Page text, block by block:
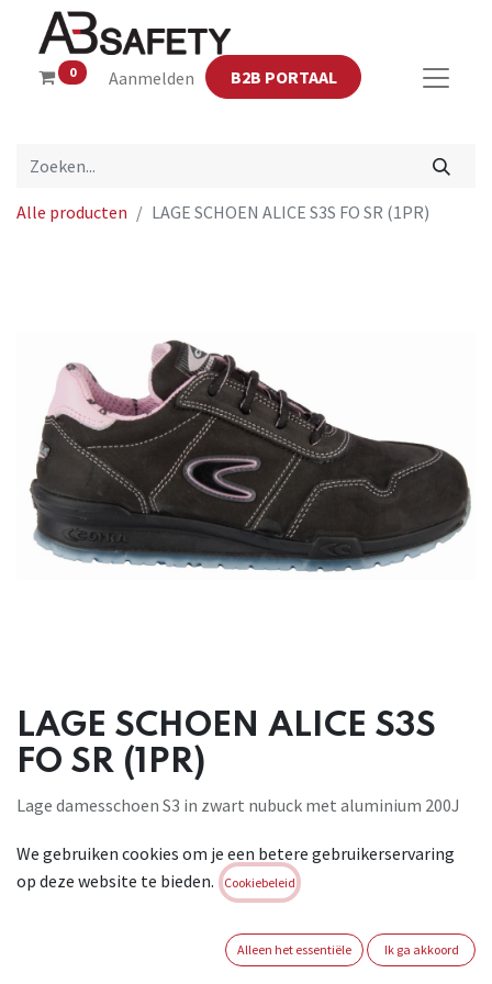
0 Aanmelden B2B PORTAAL
Alle producten LAGE SCHOEN ALICE S3S FO SR (1PR)
LAGE SCHOEN ALICE S3S
FO SR (1PR)
Lage damesschoen S3 in zwart nubuck met aluminium 200J
metalen antiperforatiezool. Voering Sanydry en loopzool in
PU/TPU.
laag. Maten: 39-41. Geschikt voor: algemene industriele
We gebruiken cookies om je een betere gebruikerservaring
op deze website te bieden.
Cookiebeleid
Alleen het essentiële Ik ga akkoord